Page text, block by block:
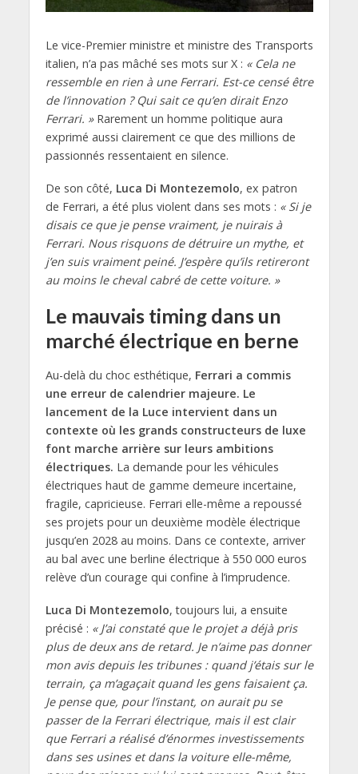
Le vice-Premier ministre et ministre des Transports
italien, n’a pas mâché ses mots sur X : « Cela ne
ressemble en rien à une Ferrari. Est-ce censé être
de l’innovation ? Qui sait ce qu’en dirait Enzo
Ferrari. »Rarement un homme politique aura
exprimé aussi clairement ce que des millions de
passionnés ressentaient en silence.
De son côté, Luca Di Montezemolo, ex patron
de Ferrari, a été plus violent dans ses mots : « Si je
disais ce que je pense vraiment, je nuirais à
Ferrari. Nous risquons de détruire un mythe, et
j’en suis vraiment peiné. J’espère qu’ils retireront
au moins le cheval cabré de cette voiture. »
Le mauvais timing dans un
marché électrique en berne
Au-delà du choc esthétique, Ferrari a commis
une erreur de calendrier majeure. Le
lancement de la Luce intervient dans un
contexte où les grands constructeurs de luxe
font marche arrière sur leurs ambitions
électriques. La demande pour les véhicules
électriques haut de gamme demeure incertaine,
fragile, capricieuse. Ferrari elle-même a repoussé
ses projets pour un deuxième modèle électrique
jusqu’en 2028 au moins. Dans ce contexte, arriver
au bal avec une berline électrique à 550 000 euros
relève d’un courage qui confine à l’imprudence.
Luca Di Montezemolo, toujours lui, a ensuite
précisé : « J’ai constaté que le projet a déjà pris
plus de deux ans de retard. Je n’aime pas donner
mon avis depuis les tribunes : quand j’étais sur le
terrain, ça m’agaçait quand les gens faisaient ça.
Je pense que, pour l’instant, on aurait pu se
passer de la Ferrari électrique, mais il est clair
que Ferrari a réalisé d’énormes investissements
dans ses usines et dans la voiture elle-même,